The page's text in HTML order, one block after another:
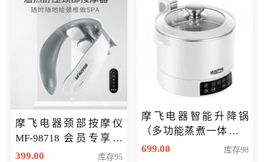
摩飞电器颈部按摩仪
MF-98718 会员专享价
299元
399.00 库存95
摩飞电器智能升降锅
（多功能蒸煮一体锅）
（智能升降养生锅） 会
699.00 库存98